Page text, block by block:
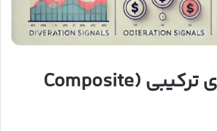
اندیکاتورهای ترکیبی (Composite